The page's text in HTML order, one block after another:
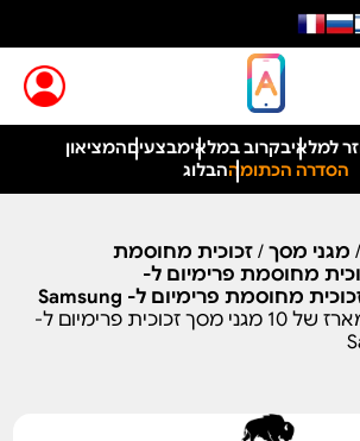
למלאיבקרוב במלאימבצעיםהמציאון
הסדרה הכתומההבלוג
מגני מסך/ זכוכית מחוסמת
מחוסמת פרימיום ל-
זכוכית מחוסמת פרימיום ל- Samsung
/ מארז של 10 מגני מסך זכוכית פרימיום ל-